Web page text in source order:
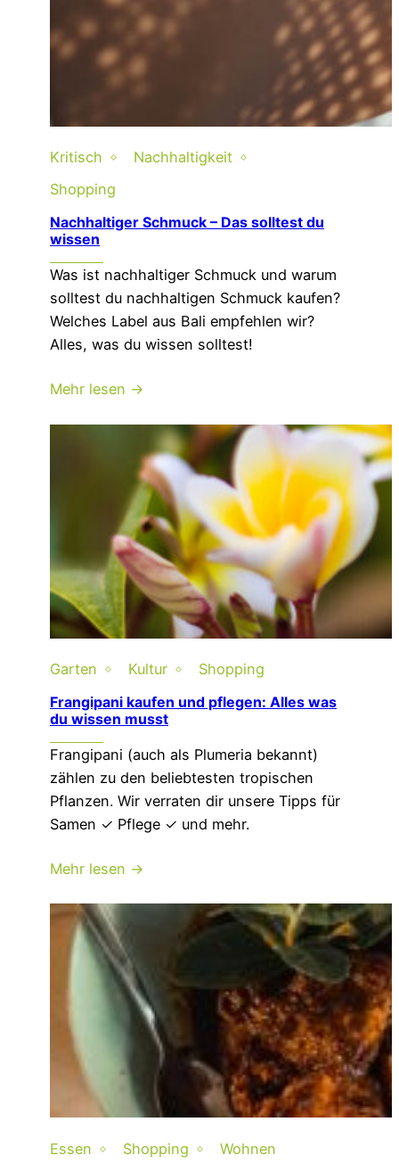
Kritisch
Nachhaltigkeit
Shopping
Nachhaltiger Schmuck – Das solltest du
wissen
Was ist nachhaltiger Schmuck und warum
solltest du nachhaltigen Schmuck kaufen?
Welches Label aus Bali empfehlen wir?
Alles, was du wissen solltest!
Mehr lesen →
Garten Kultur Shopping
Frangipani kaufen und pflegen: Alles was
du wissen musst
Frangipani (auch als Plumeria bekannt)
zählen zu den beliebtesten tropischen
Pflanzen. Wir verraten dir unsere Tipps für
Samen ✓ Pflege ✓ und mehr.
Mehr lesen →
Essen Shopping Wohnen